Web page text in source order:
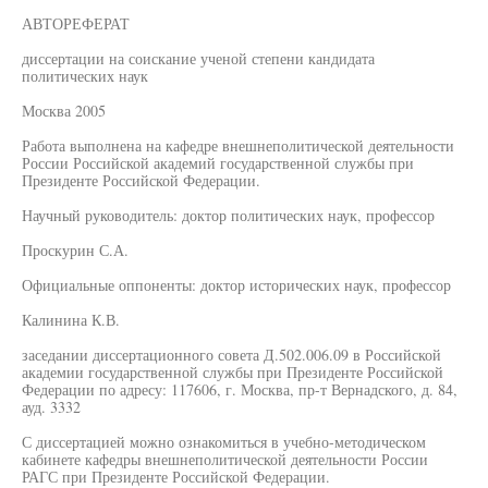
АВТОРЕФЕРАТ
диссертации на соискание ученой степени кандидата
политических наук
Москва 2005
Работа выполнена на кафедре внешнеполитической деятельности
России Российской академий государственной службы при
Президенте Российской Федерации.
Научный руководитель: доктор политических наук, профессор
Проскурин С.А.
Официальные оппоненты: доктор исторических наук, профессор
Калинина К.В.
заседании диссертационного совета Д.502.006.09 в Российской
академии государственной службы при Президенте Российской
Федерации по адресу: 117606, г. Москва, пр-т Вернадского, д. 84,
ауд. 3332
С диссертацией можно ознакомиться в учебно-методическом
кабинете кафедры внешнеполитической деятельности России
РАГС при Президенте Российской Федерации.